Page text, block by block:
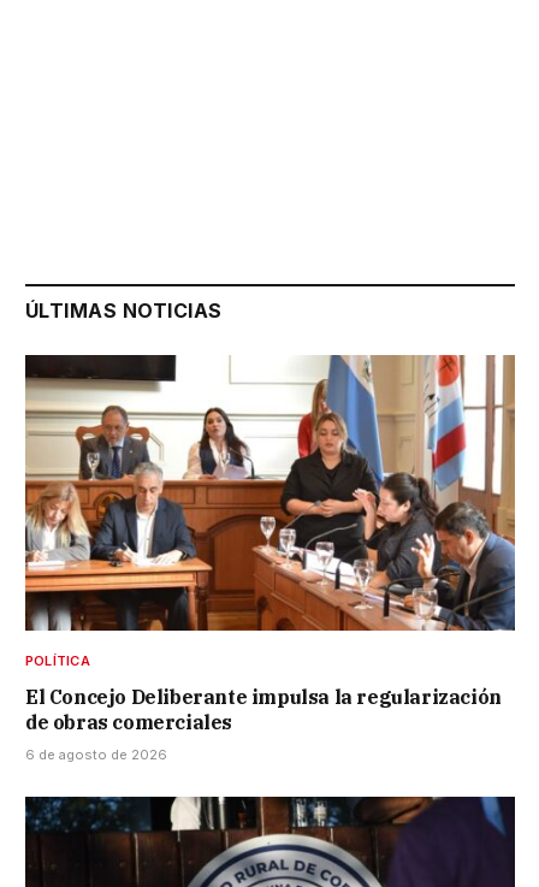
ÚLTIMAS NOTICIAS
POLÍTICA
El Concejo Deliberante impulsa la regularización
de obras comerciales
6 de agosto de 2026